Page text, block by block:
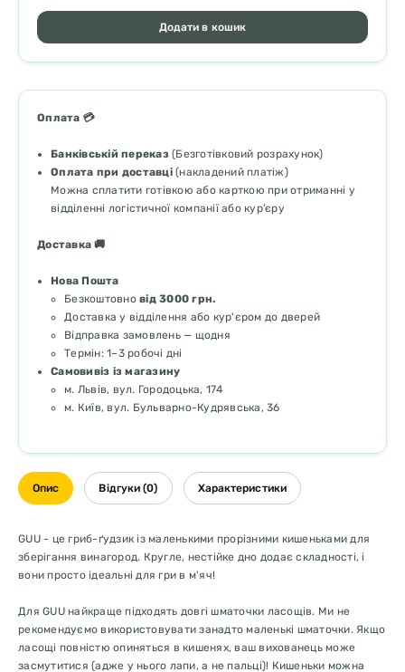
Додати в кошик
Оплата 💳
Банківській переказ(Безготівковий розрахунок)
Оплата при доставці(накладений платіж)
Можна сплатити готівкою або карткою при отриманні у
відділенні логістичної компанії або кур’єру
Доставка 🚚
Нова Пошта
Безкоштовно від 3000 грн.
Доставка у відділення або кур'єром до дверей
Відправка замовлень — щодня
Термін: 1–3 робочі дні
Самовивіз із магазину
м. Львів, вул. Городоцька, 174
м. Київ, вул. Бульварно-Кудрявська, 36
Опис Відгуки (0) Характеристики
GUU - це гриб-ґудзик із маленькими прорізними кишеньками для
зберігання винагород. Кругле, нестійке дно додає складності, і
вони просто ідеальні для гри в м'яч!
Для GUU найкраще підходять довгі шматочки ласощів. Ми не
рекомендуємо використовувати занадто маленькі шматочки. Якщо
ласощі повністю опиняться в кишенях, ваш вихованець може
засмутитися (адже у нього лапи, а не пальці)! Кишеньки можна